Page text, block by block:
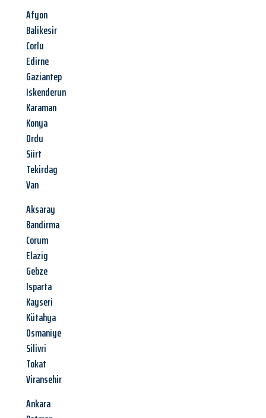
Afyon
Balikesir
Corlu
Edirne
Gaziantep
Iskenderun
Karaman
Konya
Ordu
Siirt
Tekirdag
Van
Aksaray
Bandirma
Corum
Elazig
Gebze
Isparta
Kayseri
Kütahya
Osmaniye
Silivri
Tokat
Viransehir
Ankara